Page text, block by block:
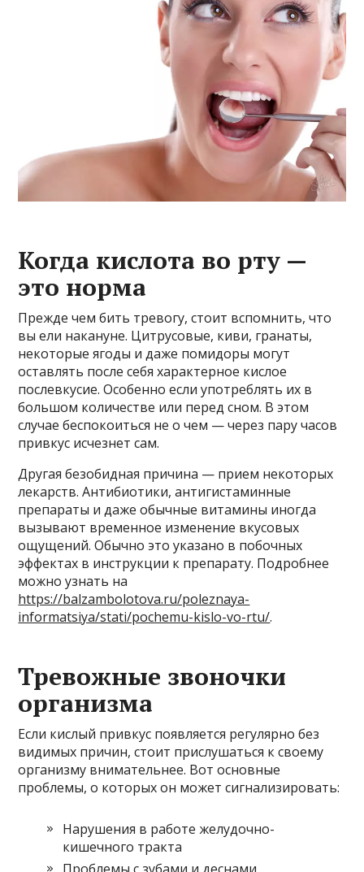
Когда кислота во рту —
это норма
Прежде чем бить тревогу, стоит вспомнить, что
вы ели накануне. Цитрусовые, киви, гранаты,
некоторые ягоды и даже помидоры могут
оставлять после себя характерное кислое
послевкусие. Особенно если употреблять их в
большом количестве или перед сном. В этом
случае беспокоиться не о чем — через пару часов
привкус исчезнет сам.
Другая безобидная причина — прием некоторых
лекарств. Антибиотики, антигистаминные
препараты и даже обычные витамины иногда
вызывают временное изменение вкусовых
ощущений. Обычно это указано в побочных
эффектах в инструкции к препарату. Подробнее
можно узнать на
https://balzambolotova.ru/poleznaya-
informatsiya/stati/pochemu-kislo-vo-rtu/.
Тревожные звоночки
организма
Если кислый привкус появляется регулярно без
видимых причин, стоит прислушаться к своему
организму внимательнее. Вот основные
проблемы, о которых он может сигнализировать:
Нарушения в работе желудочно-
кишечного тракта